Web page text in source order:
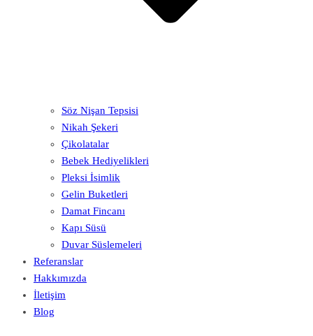
Söz Nişan Tepsisi
Nikah Şekeri
Çikolatalar
Bebek Hediyelikleri
Pleksi İsimlik
Gelin Buketleri
Damat Fincanı
Kapı Süsü
Duvar Süslemeleri
Referanslar
Hakkımızda
İletişim
Blog